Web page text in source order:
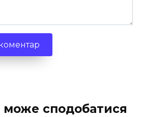
сподобатися